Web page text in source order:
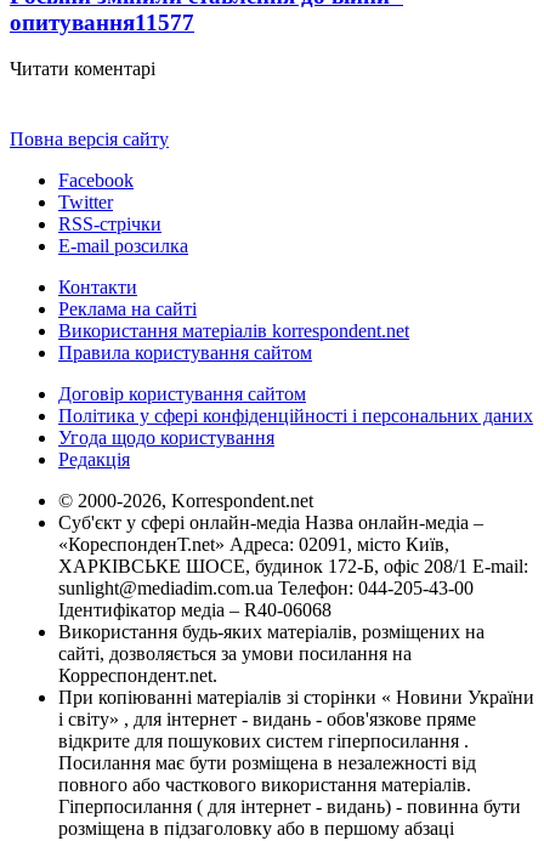
опитування11577
Читати коментарі
Повна версія сайту
Facebook
Twitter
RSS-стрічки
E-mail розсилка
Контакти
Реклама на сайті
Використання матеріалів korrespondent.net
Правила користування сайтом
Договір користування сайтом
Політика у сфері конфіденційності і персональних даних
Угода щодо користування
Редакція
© 2000-2026, Korrespondent.net
Суб'єкт у сфері онлайн-медіа Назва онлайн-медіа –
«КореспонденТ.net» Адреса: 02091, місто Київ,
ХАРКІВСЬКЕ ШОСЕ, будинок 172-Б, офіс 208/1 E-mail:
sunlight@mediadim.com.ua Телефон: 044-205-43-00
Ідентифікатор медіа – R40-06068
Використання будь-яких матеріалів, розміщених на
сайті, дозволяється за умови посилання на
Корреспондент.net.
При копіюванні матеріалів зі сторінки « Новини України
і світу» , для інтернет - видань - обов'язкове пряме
відкрите для пошукових систем гіперпосилання .
Посилання має бути розміщена в незалежності від
повного або часткового використання матеріалів.
Гіперпосилання ( для інтернет - видань) - повинна бути
розміщена в підзаголовку або в першому абзаці